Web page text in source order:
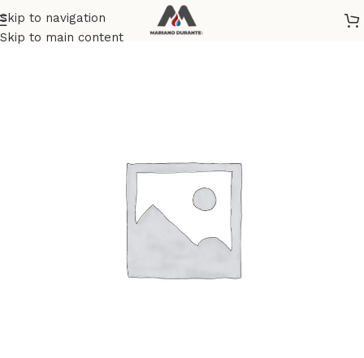
Skip to navigation
Skip to main content
Home